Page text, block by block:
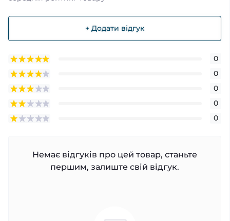
+ Додати відгук
0
0
0
0
0
Немає відгуків про цей товар, станьте
першим, залиште свій відгук.